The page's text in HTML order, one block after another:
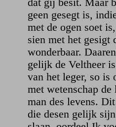
dat gij besit. Maar
geen gesegt is,
met de ogen soet
sien met het gesigt
wonderbaar.
gelijk de Veltheer
van het leger, so is
met wetenschap
man des levens.
die desen gelijk